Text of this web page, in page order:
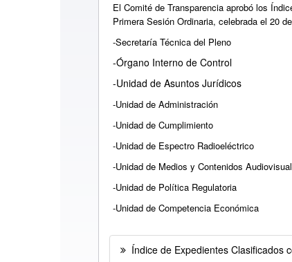
El Comité de Transparencia aprobó los
Primera Sesión Ordinaria, celebrada el 20
-Secretaría Técnica del Pleno
-Órgano Interno de Control
-Unidad de Asuntos Jurídicos
-Unidad de Administración
-Unidad de Cumplimiento
-Unidad de Espectro Radioeléctrico
-Unidad de Medios y Contenidos
-Unidad de Política Regulatoria
-Unidad de Competencia Económica
Índice de Expedientes Clasificados